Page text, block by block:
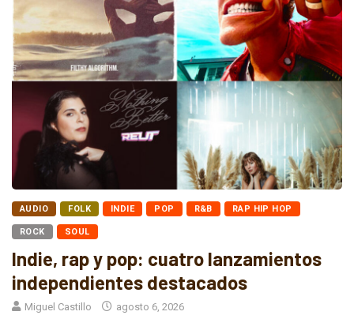
AUDIO FOLK INDIE POP R&B RAP HIP HOP
ROCK SOUL
Indie, rap y pop: cuatro lanzamientos
independientes destacados
Miguel Castillo agosto 6, 2026